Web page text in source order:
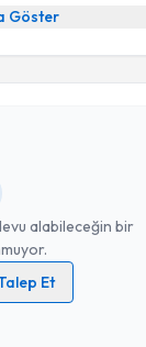
Göster
alabileceğin bir
Et
Aydınlatma Metni